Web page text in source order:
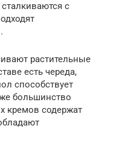
с
растительные
есть череда,
способствует
большинство
кремов содержат